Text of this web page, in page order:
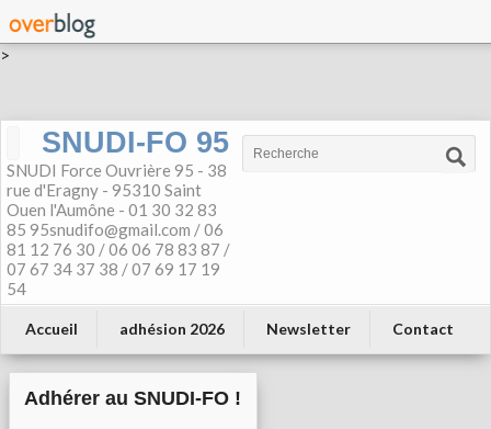
>
SNUDI-FO 95
SNUDI Force Ouvrière 95 - 38
rue d'Eragny - 95310 Saint
Ouen l'Aumône - 01 30 32 83
85 95snudifo@gmail.com / 06
81 12 76 30 / 06 06 78 83 87 /
07 67 34 37 38 / 07 69 17 19
54
Accueil adhésion 2026 Newsletter Contact
Adhérer au SNUDI-FO !